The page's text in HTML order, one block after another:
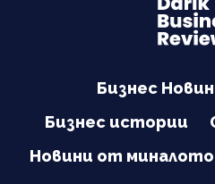
Бизнес
Бизнес истории
Новини от миналото